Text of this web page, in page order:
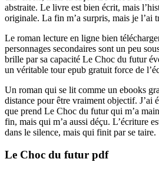
abstraite. Le livre est bien écrit, mais
originale. La fin m’a surpris, mais je l’ai
Le roman lecture en ligne bien
personnages secondaires sont un peu
brille par sa capacité Le Choc du futur
un véritable tour epub gratuit force de
Un roman qui se lit comme un ebooks
distance pour être vraiment objectif. J’ai
que prend Le Choc du futur qui m’a
fin, mais qui m’a aussi déçu. L’écriture
dans le silence, mais qui finit par se taire.
Le Choc du futur pdf